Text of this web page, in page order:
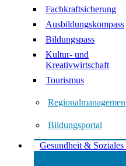
Fachkraftsicherung
Ausbildungskompass
Bildungspass
Kultur- und
Kreativwirtschaft
Tourismus
Bildungsportal
Gesundheit &